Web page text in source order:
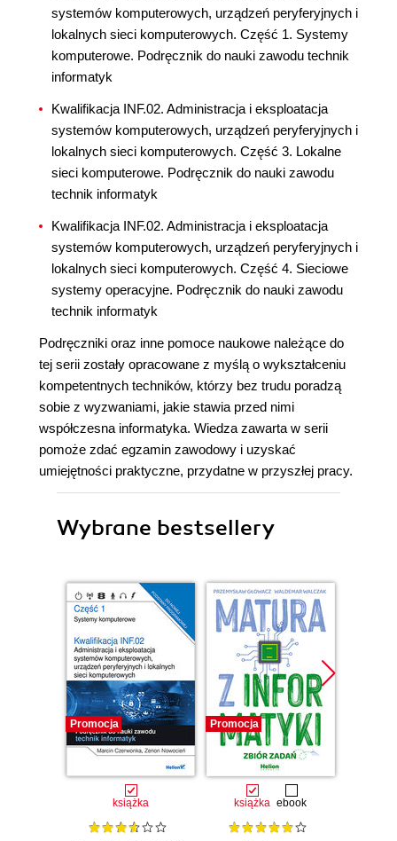
systemów komputerowych, urządzeń peryferyjnych i
lokalnych sieci komputerowych. Część 1. Systemy
komputerowe. Podręcznik do nauki zawodu technik
informatyk
Kwalifikacja INF.02. Administracja i eksploatacja
systemów komputerowych, urządzeń peryferyjnych i
lokalnych sieci komputerowych. Część 3. Lokalne
sieci komputerowe. Podręcznik do nauki zawodu
technik informatyk
Kwalifikacja INF.02. Administracja i eksploatacja
systemów komputerowych, urządzeń peryferyjnych i
lokalnych sieci komputerowych. Część 4. Sieciowe
systemy operacyjne. Podręcznik do nauki zawodu
technik informatyk
Podręczniki oraz inne pomoce naukowe należące do
tej serii zostały opracowane z myślą o wykształceniu
kompetentnych techników, którzy bez trudu poradzą
sobie z wyzwaniami, jakie stawia przed nimi
współczesna informatyka. Wiedza zawarta w serii
pomoże zdać egzamin zawodowy i uzyskać
umiejętności praktyczne, przydatne w przyszłej pracy.
Wybrane bestsellery
Promocja
książka
Promocja
książka ebook